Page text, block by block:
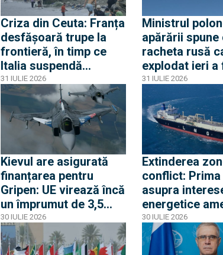
Criza din Ceuta: Franța
desfășoară trupe la
frontieră, în timp ce
Italia suspendă
acordul Schengen cu
Spania
31 IULIE 2026
Ministrul
apărării spune
racheta rusă
explodat ieri a
produsă în
lui 2026. Între
avioane rusești
transponderul
au apropiat de
frontiera
31 IULIE 2026
Kievul are asigurată
finanțarea pentru
Gripen: UE virează încă
un împrumut de 3,5
miliarde euro pentru
Gripen, drone, rachete
și apărare aeriană
30 IULIE 2026
Extinderea
conflict:
asupra
energetice
din Egipt
alerta la Casa
30 IULIE 2026